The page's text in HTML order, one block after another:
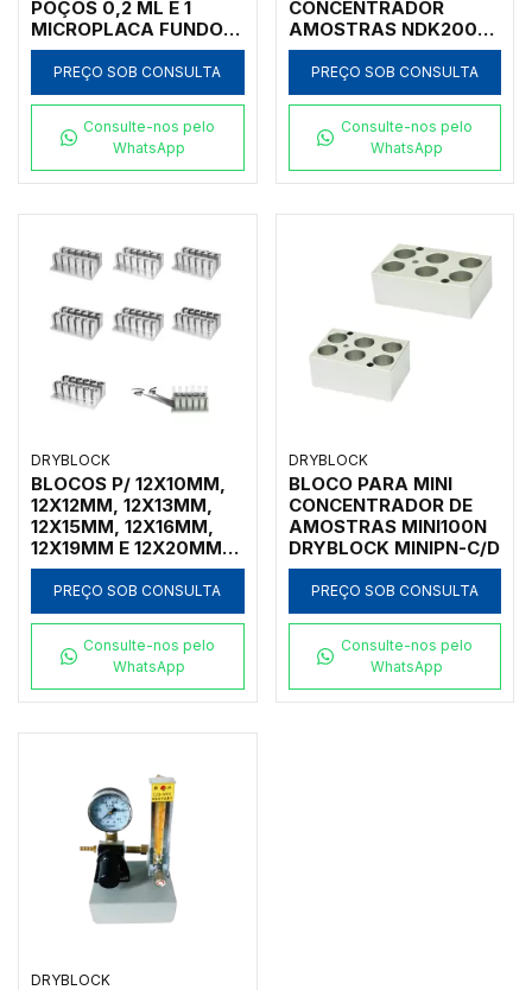
POÇOS 0,2 ML E 1
MICROPLACA FUNDO
CHATO P/
CONCENTRADOR
AMOSTRAS NDK200-
PREÇO SOB CONSULTA
Consulte-nos pelo
WhatsApp
CONCENTRADOR
AMOSTRAS NDK200-
1N E NDK200-2N
PREÇO SOB CONSULTA
Consulte-nos pelo
WhatsApp
DRYBLOCK
BLOCOS P/ 12X10MM,
12X12MM, 12X13MM,
12X15MM, 12X16MM,
12X19MM E 12X20MM
P/ CONCENTRADOR
AMOSTRAS NK200-1B
PREÇO SOB CONSULTA
Consulte-nos pelo
WhatsApp
DRYBLOCK
BLOCO PARA MINI
CONCENTRADOR DE
AMOSTRAS MINI100N
DRYBLOCK MINIPN-C/D
PREÇO SOB CONSULTA
Consulte-nos pelo
WhatsApp
DRYBLOCK